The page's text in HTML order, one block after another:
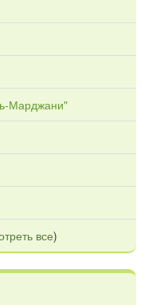
Марджани"
все)